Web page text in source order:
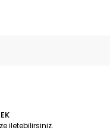
iletebilirsiniz.